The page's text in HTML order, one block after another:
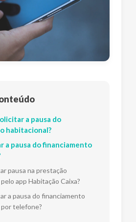
a pausa do
habitacional?
a pausa do financiamento
pausa na prestação
app Habitação Caixa?
a pausa do financiamento
telefone?